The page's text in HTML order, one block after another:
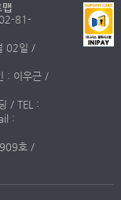
맵
81-
02일 /
: 이우근 /
/ TEL :
:
호 /